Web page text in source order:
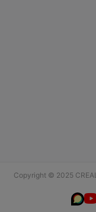
Copyright © 2025